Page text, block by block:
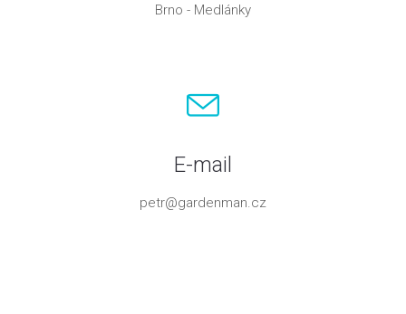
Brno - Medlánky
E-mail
petr@gardenman.cz